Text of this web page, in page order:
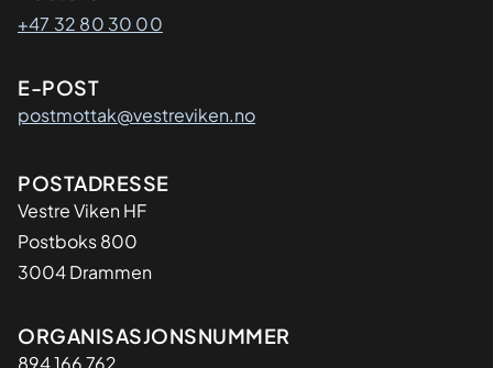
+47 32 80 30 00
E-POST
postmottak@vestreviken.no
Adresse
POSTADRESSE
Vestre Viken HF
Postboks 800
3004 Drammen
Organisasjon
ORGANISASJONSNUMMER
894 166 762